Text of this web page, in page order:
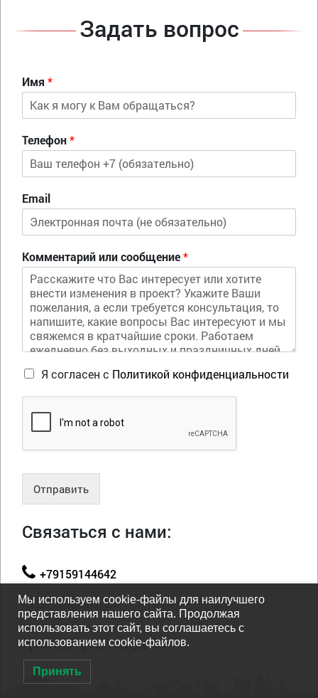
Задать вопрос
Имя *
Телефон*
Email
Комментарий или сообщение*
Я согласен с Политикой конфиденциальности
Отправить
Связаться с нами:
+79159144642
info@kddom.ru
Прислать проект на расчет
Мы используем cookie-файлы для наилучшего
представления нашего сайта. Продолжая
использовать этот сайт, вы соглашаетесь с
использованием cookie-файлов.
Принять